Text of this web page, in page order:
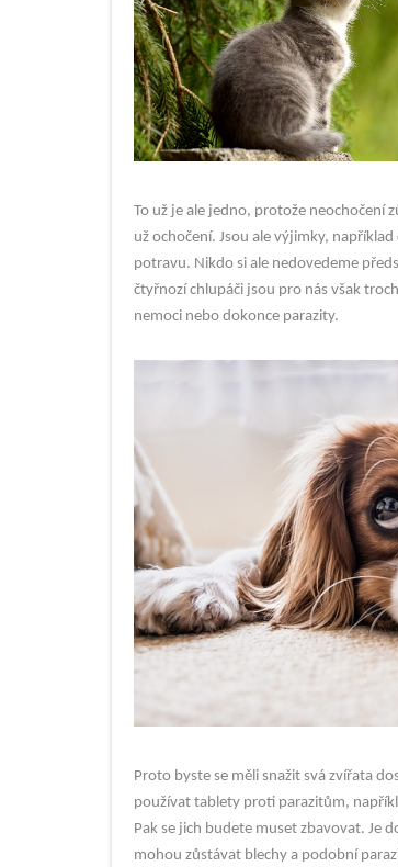
To už je ale jedno, protože neochočení
už ochočení. Jsou ale výjimky,
potravu. Nikdo si ale nedovedeme
čtyřnozí chlupáči jsou pro nás však
nemoci nebo dokonce parazity.
Proto byste se měli snažit svá zvířata
používat tablety proti parazitům,
Pak se jich budete muset zbavovat. Je
mohou zůstávat blechy a podobní